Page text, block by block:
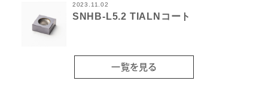
2023.11.02
SNHB-L5.2 TIALNコート
一覧を見る